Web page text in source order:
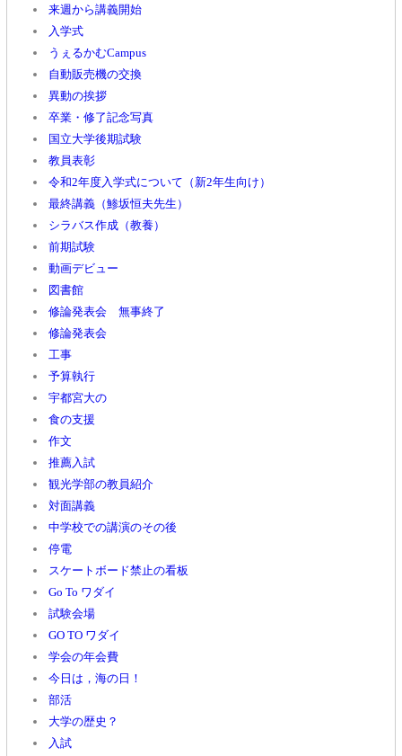
来週から講義開始
入学式
うぇるかむCampus
自動販売機の交換
異動の挨拶
卒業・修了記念写真
国立大学後期試験
教員表彰
令和2年度入学式について（新2年生向け）
最終講義（鯵坂恒夫先生）
シラバス作成（教養）
前期試験
動画デビュー
図書館
修論発表会 無事終了
修論発表会
工事
予算執行
宇都宮大の
食の支援
作文
推薦入試
観光学部の教員紹介
対面講義
中学校での講演のその後
停電
スケートボード禁止の看板
Go To ワダイ
試験会場
GO TO ワダイ
学会の年会費
今日は，海の日！
部活
大学の歴史？
入試